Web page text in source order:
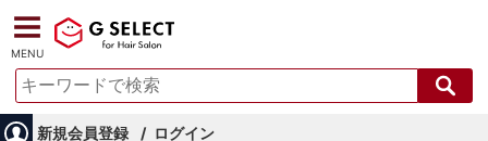
MENU
新規会員登録
ログイン